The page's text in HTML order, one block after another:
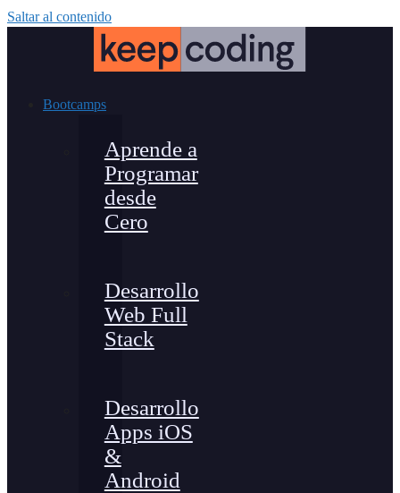
Saltar al contenido
Bootcamps
Aprende a
Programar
desde
Cero
Desarrollo
Web Full
Stack
Desarrollo
Apps iOS
&
Android